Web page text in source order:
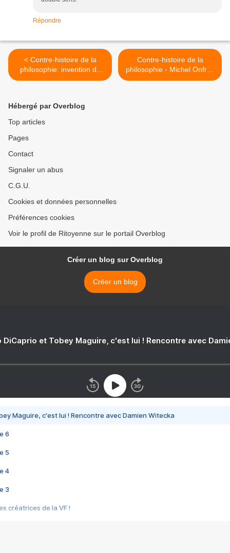
Répondre
< Contre-histoire de la
philosophie: invention de
jésus(4)
Contre-histoire de la
philosophie - Michel Onfray
>
Hébergé par Overblog
Top articles
Pages
Contact
Signaler un abus
C.G.U.
Cookies et données personnelles
Préférences cookies
Voir le profil de Ritoyenne sur le portail Overblog
Créer un blog sur Overblog
Créer un blog
DiCaprio et Tobey Maguire, c'est lui ! Rencontre avec
Maguire, c'est lui ! Rencontre avec Damien Witecka
6
5
4
3
créatrices de la VF !